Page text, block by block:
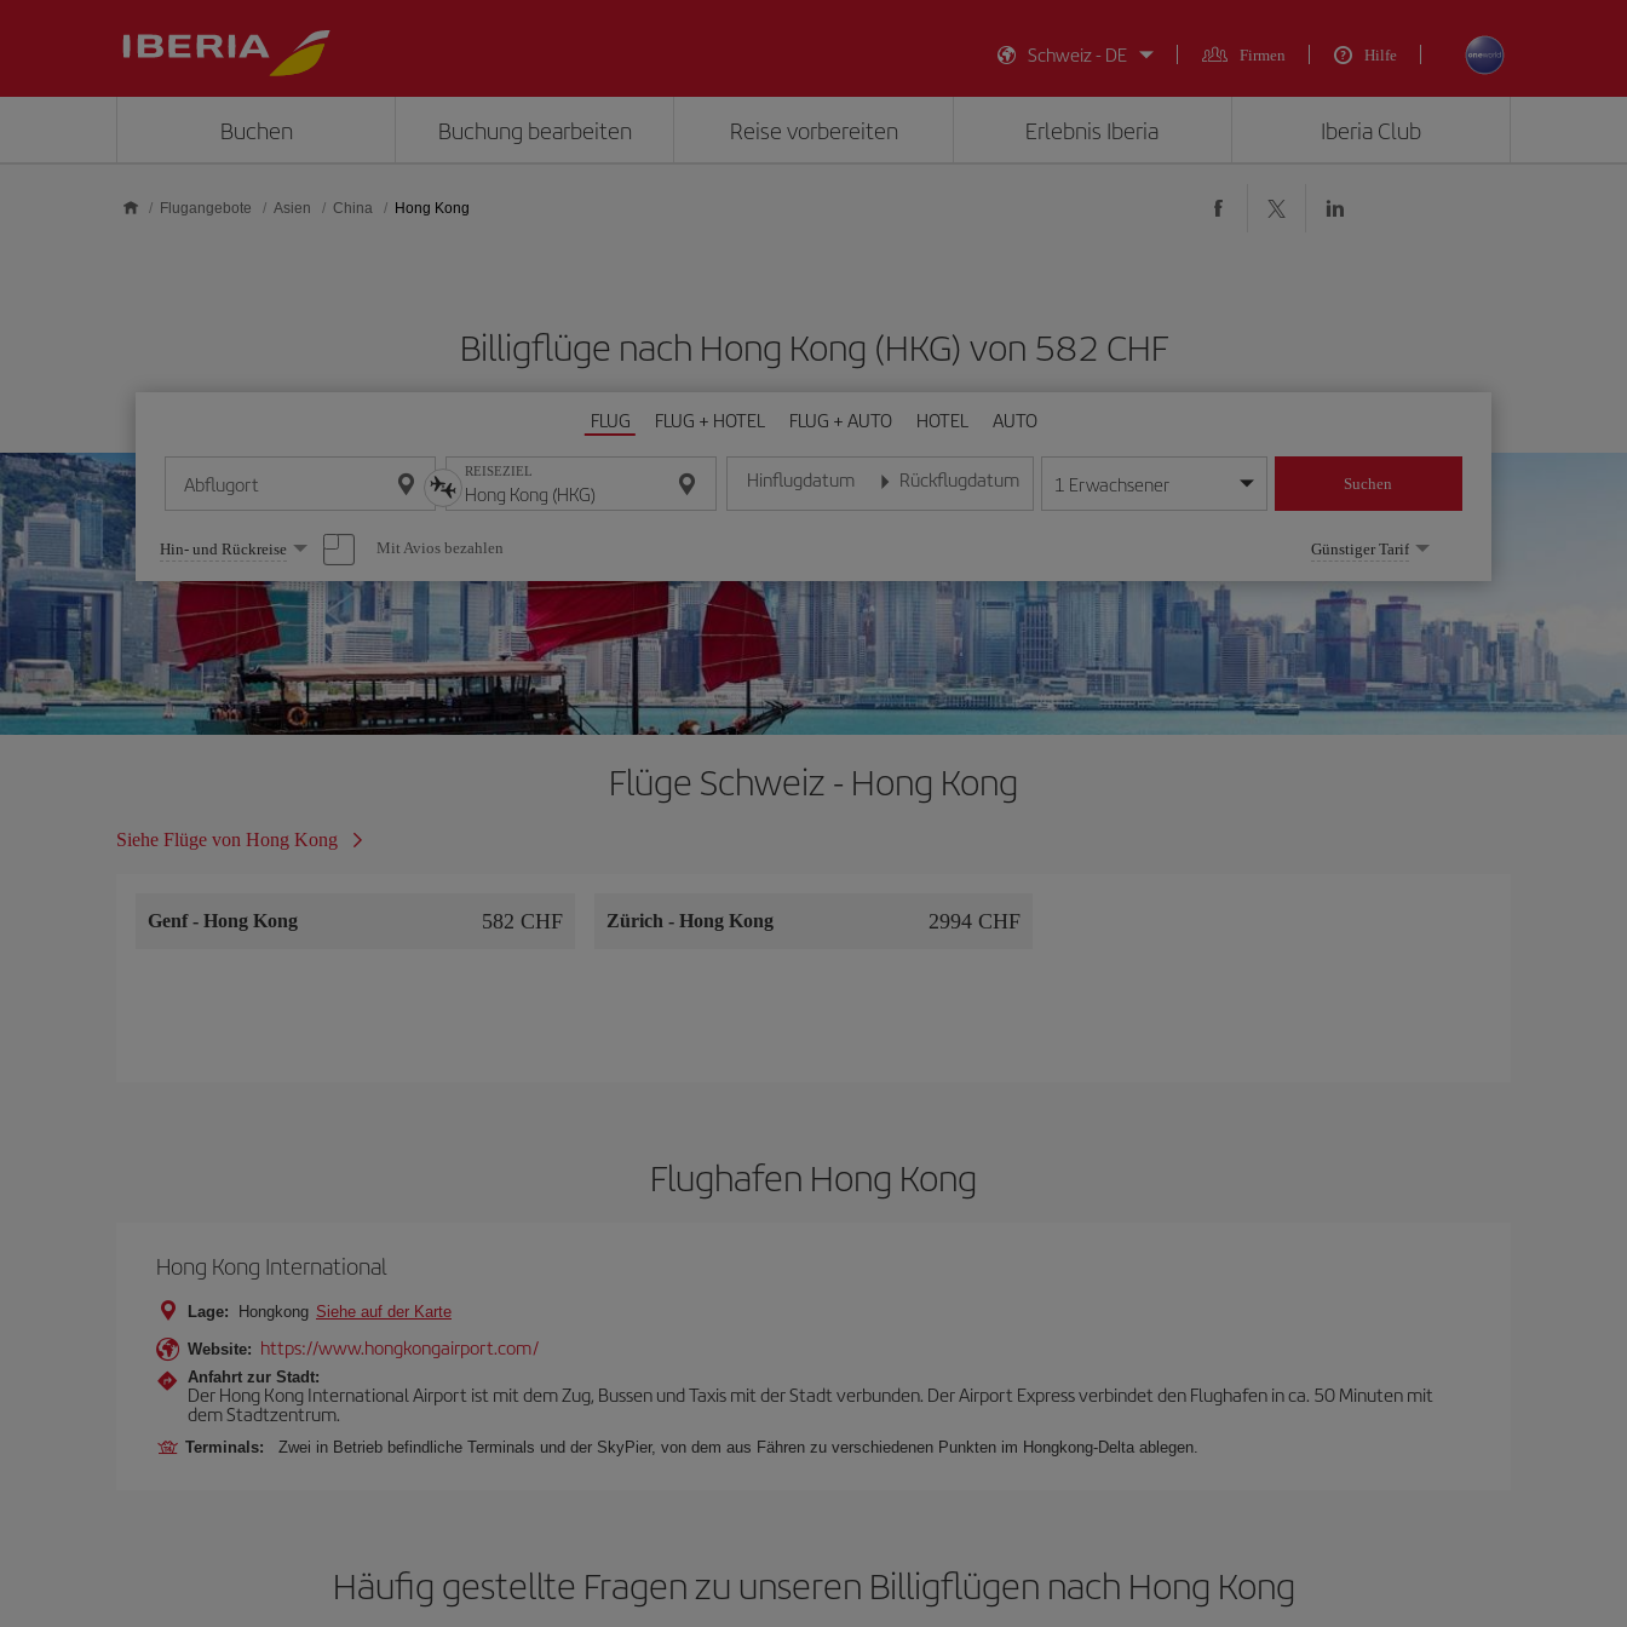
Schweiz - DE
Firmen Hilfe
Buchen Buchung bearbeiten Reise vorbereiten Erlebnis Iberia Iberia Club
Flugangebote Asien China Hong Kong
Billigflüge nach Hong Kong (HKG) von 582 CHF
FLUG FLUG + HOTEL FLUG + AUTO HOTEL AUTO
Abflugort REISEZIEL Hinflugdatum
Geben Sie das Datum im Format Tag/Monat/Jahr ein
Rückflugdatum
Geben Sie das Datum im Format Tag/Monat/Jahr ein
1 Erwachsener Suchen
Wählen
Sie
eine
Option
Hin- und Rückreise Mit Avios bezahlen Günstiger Tarif
Flüge Schweiz - Hong Kong
Siehe Flüge von Hong Kong
Genf- Hong Kong 582 CHF Zürich - Hong Kong 2994 CHF
Flughafen Hong Kong
Hong Kong International
Lage: Hongkong Siehe auf der Karte
Website: https://www.hongkongairport.com/
Anfahrt zur Stadt:
Der Hong Kong International Airport ist mit dem Zug, Bussen und Taxis mit der Stadt verbunden. Der Airport Express verbindet den Flughafen in ca. 50 Minuten mit
dem Stadtzentrum.
Terminals: Zwei in Betrieb befindliche Terminals und der SkyPier, von dem aus Fähren zu verschiedenen Punkten im Hongkong-Delta ablegen.
Häufig gestellte Fragen zu unseren Billigflügen nach Hong Kong